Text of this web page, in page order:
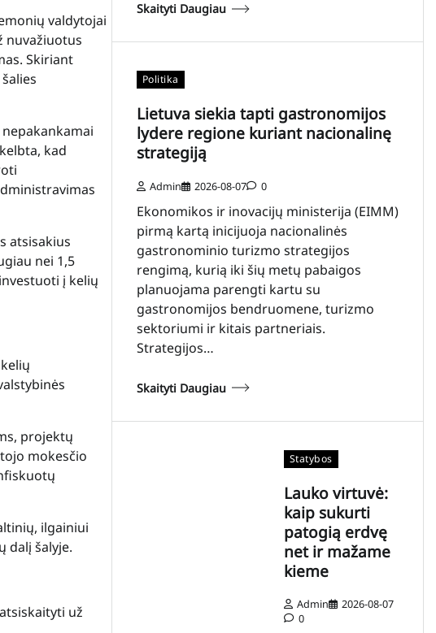
valdytojai
nuvažiuotus
Skiriant
kad
atsisakius
nei 1,5
į kelių
projektų
mokesčio
ilgainiui
dalį šalyje.
už
Skaityti Daugiau
Politika
Lietuva siekia tapti gastronomijos
lydere regione kuriant nacionalinę
strategiją
Admin 2026-08-07 0
Ekonomikos ir inovacijų ministerija (EIMM)
pirmą kartą inicijuoja nacionalinės
gastronominio turizmo strategijos
rengimą, kurią iki šių metų pabaigos
planuojama parengti kartu su
gastronomijos bendruomene, turizmo
sektoriumi ir kitais partneriais.
Strategijos…
Skaityti Daugiau
Statybos
Lauko virtuvė:
kaip sukurti
patogią erdvę
net ir mažame
kieme
Admin
2026-08-07
0